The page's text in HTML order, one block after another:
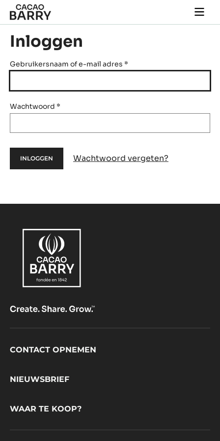
Skip to main content
main
Inloggen
Gebruikersnaam of e-mail adres *
Wachtwoord *
Wachtwoord vergeten?
Footer
CONTACT OPNEMEN
NIEUWSBRIEF
WAAR TE KOOP?